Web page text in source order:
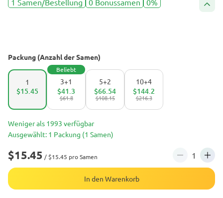
1 Samen/Bestellung 0 Bonussamen 0%
Packung (Anzahl der Samen)
1
$15.45
3+1
Beliebt
$61.8
$41.3
5+2
$108.15
$66.54
10+4
$216.3
$144.2
Weniger als 1993 verfügbar
Ausgewählt: 1 Packung (1 Samen)
$15.45 / $15.45 pro Samen
In den Warenkorb